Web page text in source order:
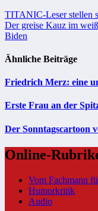
TITANIC-Leser stellen
Der greise Kauz im
Biden
Ähnliche Beiträge
Friedrich Merz: eine
Erste Frau an der
Der Sonntagscartoon
Online-
Vom Fachmann
Humorkritik
Audio